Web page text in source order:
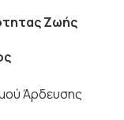
Ζωής
Άρδευσης